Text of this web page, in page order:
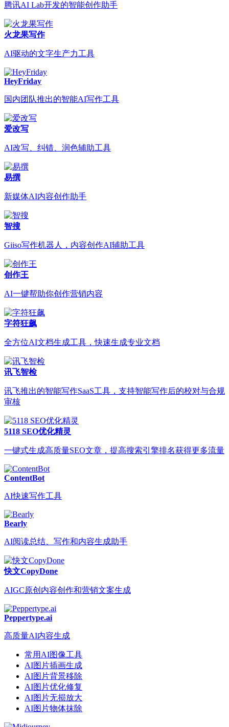
腾讯AI Lab开发的智能创作助手
火龙果写作
AI驱动的文字生产力工具
HeyFriday
国内团队推出的智能AI写作工具
爱改写
AI改写、纠错、润色辅助工具
易撰
新媒体AI内容创作助手
智搜
Giiso写作机器人，内容创作AI辅助工具
创作王
AI一键帮助你创作营销内容
字符狂飙
全方位AI文档生成工具，快速生成专业文档
讯飞智检
讯飞推出的智能写作SaaS工具，支持智能写作后的校对与合规
审核
5118 SEO优化精灵
一键式生成高质量SEO文章，提高搜索引擎排名获得更多流量
ContentBot
AI快速写作工具
Bearly
AI阅读总结、写作和内容生成助手
快文CopyDone
AIGC原创内容创作和营销文案生成
Peppertype.ai
高质量AI内容生成
常用AI图像工具
AI图片插画生成
AI图片背景移除
AI图片优化修复
AI图片无损放大
AI图片物体抹除